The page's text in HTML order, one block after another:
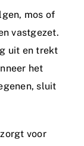
mos of
vastgezet.
uit en trekt
het
sluit
voor